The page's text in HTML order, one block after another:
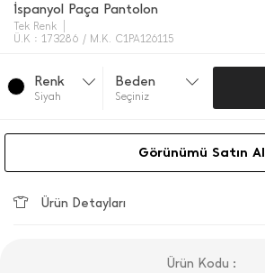
İ̇spanyol Paça Pantolon
Tek Renk
Ü.K : 173286 / M.K. C1PA126115
Renk
Si̇yah
Beden
Seçiniz
Görünümü Satın Al
Ürün Detayları
Ürün Kodu :